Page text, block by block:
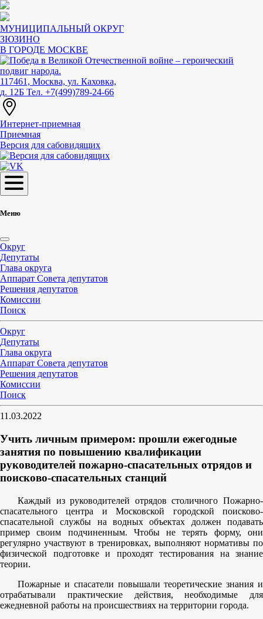
МУНИЦИПАЛЬНЫЙ ОКРУГ
ЗЮЗИНО
В ГОРОДЕ МОСКВЕ
117461, Москва, ул. Каховка,
д. 12Б Тел. +7(499)789-24-66
Интернет-приемная
Приемная
Версия для сабовидящих
Меню
Округ
Депутаты
Глава округа
Аппарат Совета депутатов
Решения депутатов
Комиссии
Поиск
Округ
Депутаты
Глава округа
Аппарат Совета депутатов
Решения депутатов
Комиссии
Поиск
11.03.2022
Учить личным примером: прошли ежегодные
занятия по повышению квалификации
руководителей пожарно-спасательных отрядов и
поисково-спасательных станций
Каждый из руководителей отрядов столичного Пожарно-
спасательного центра и Московской городской поисково-
спасательной службы на водных объектах должен подавать
пример своим подчиненным. Чтобы не терять форму, они
регулярно участвуют в тренировках, выполняют нормативы по
физической подготовке и проходят тестирования на знание
теории.
Пожарные и спасатели повышали теоретические знания и
отрабатывали практические действия, необходимые для
ежедневной работы на происшествиях на территории города.